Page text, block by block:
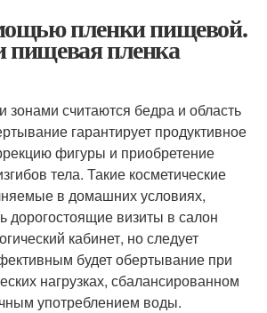
пленки пищевой.
пищевая пленка
считаются бедра и область
гарантирует продуктивное
фигуры и приобретение
тела. Такие косметические
в домашних условиях,
дорогостоящие визиты в салон
кабинет, но следует
будет обертывание при
нагрузках, сбалансированном
употреблением воды.